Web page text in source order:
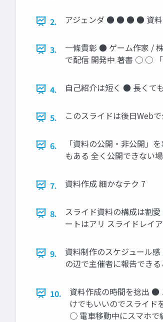
2. アジェンダ ● ● ● ● 資料
3.
一條貴彰 ● ゲーム作家 /
で配信 開発中 著書 ○ ○ 「
4. 自己紹介は短く ● 長くて
5. このスライドは後日Web
6.
「資料の公開・非公開
もある 全く公開できない
7. 資料作成 細かなテク 7
8.
スライド資料の構成は割
ートはアリ スライドレイ
9.
資料制作のスケジュール
の辺で主催者に報告でき
10.
資料作成の時間を捻出
けでもいいのでスライド
○ 電車移動中にスマホで